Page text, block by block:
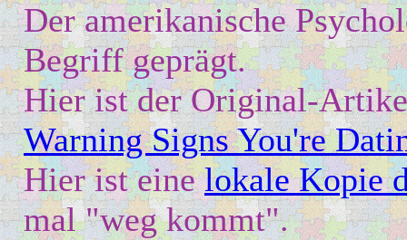
Der amerikanische
Begriff geprägt.
Hier ist der Original-
Warning Signs You're
Hier ist einelokale Kopie
mal "weg kommt".